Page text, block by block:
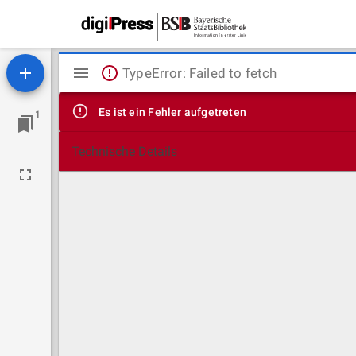
1
Mirador
Viewer
TypeError: Failed to fetch
Es ist ein Fehler aufgetreten
Technische Details